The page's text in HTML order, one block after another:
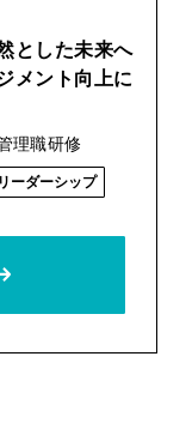
とした未来へ
メント向上に
理職研修
リーダーシップ